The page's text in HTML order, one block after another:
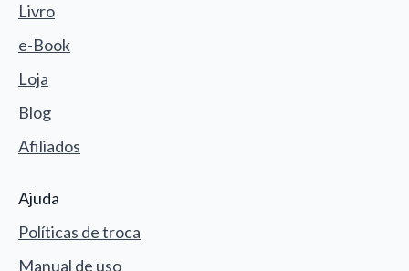
Livro
e-Book
Loja
Blog
Afiliados
Ajuda
Políticas de troca
Manual de uso